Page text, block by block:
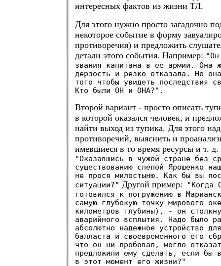
интересных фактов из жизни ТЛ.
Для этого нужно просто загадочно
некоторое событие в форму
противоречия) и предложить
детали этого события. Например:
звания капитана в ее армии. Она
дерзость и резко отказала. Но
того чтобы увидеть последствия
Кто были ОН и ОНА?".
Второй вариант - просто описать
в которой оказался человек, и
найти выход из тупика. Для этого
противоречий, выяснить и
имевшиеся в то время ресурсы и т.
"Оказавшись в чужой стране без
существованию слепой Ярошенко
не прося милостыню. Как бы вы
ситуации?" Другой пример: "Когда
готовился к погружению в
самую глубокую точку мирового
километров глубины), - он
аварийного всплытия. Надо было
абсолютно надежное устройство
балласта и своевременного его
что он ни пробовал, могло
предложили ему сделать, если бы
в этот момент его жизни?"